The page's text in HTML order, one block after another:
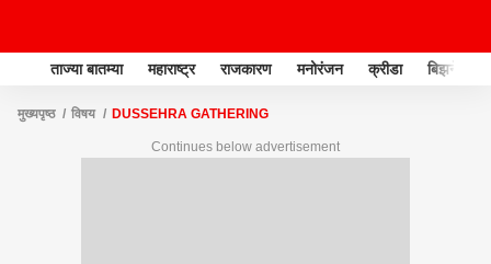
ताज्या बातम्या महाराष्ट्र राजकारण मनोरंजन क्रीडा बिझनेस
मुख्यपृष्ठ विषय DUSSEHRA GATHERING
Continues below advertisement